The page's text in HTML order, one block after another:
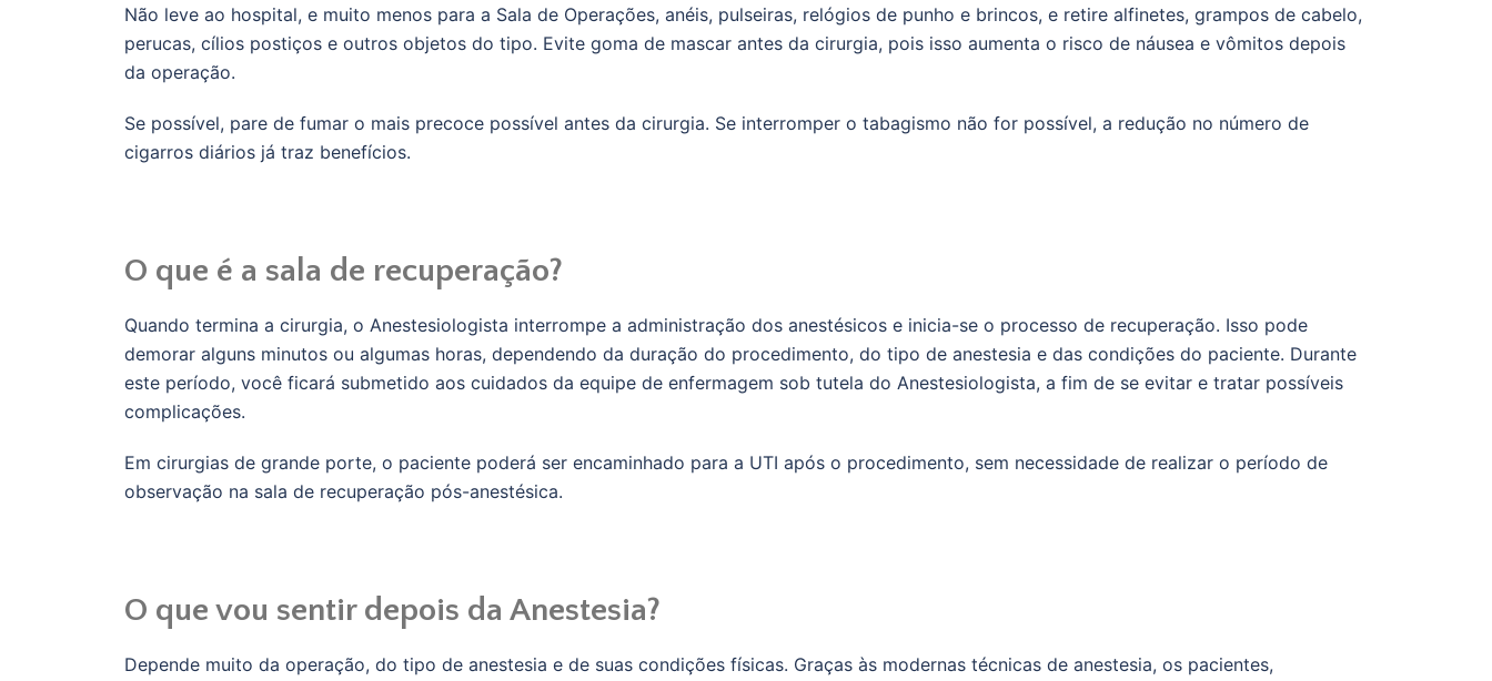
Não leve ao hospital, e muito menos para a Sala de Operações, anéis, pulseiras, relógios de punho e brincos, e retire alfinetes, grampos de cabelo,
perucas, cílios postiços e outros objetos do tipo. Evite goma de mascar antes da cirurgia, pois isso aumenta o risco de náusea e vômitos depois
da operação.
Se possível, pare de fumar o mais precoce possível antes da cirurgia. Se interromper o tabagismo não for possível, a redução no número de
cigarros diários já traz benefícios.
O que é a sala de recuperação?
Quando termina a cirurgia, o Anestesiologista interrompe a administração dos anestésicos e inicia-se o processo de recuperação. Isso pode
demorar alguns minutos ou algumas horas, dependendo da duração do procedimento, do tipo de anestesia e das condições do paciente. Durante
este período, você ficará submetido aos cuidados da equipe de enfermagem sob tutela do Anestesiologista, a fim de se evitar e tratar possíveis
complicações.
Em cirurgias de grande porte, o paciente poderá ser encaminhado para a UTI após o procedimento, sem necessidade de realizar o período de
observação na sala de recuperação pós-anestésica.
O que vou sentir depois da Anestesia?
Depende muito da operação, do tipo de anestesia e de suas condições físicas. Graças às modernas técnicas de anestesia, os pacientes,